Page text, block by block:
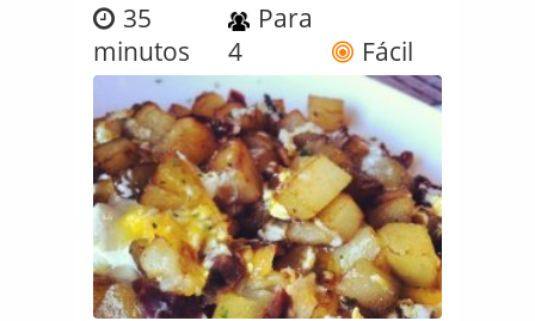
35
minutos
Para
4
Fácil